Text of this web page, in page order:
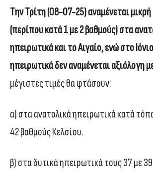
Την Τρίτη (08-07-25) αναμένεται
(περίπου κατά 1 με 2 βαθμούς) στα
ηπειρωτικά και το Αιγαίο, ενώ στο
ηπειρωτικά δεν αναμένεται αξιόλογη
μέγιστες τιμές θα φτάσουν:
α) στα ανατολικά ηπειρωτικά κατά
42 βαθμούς Κελσίου.
β) στα δυτικά ηπειρωτικά τους 37 με